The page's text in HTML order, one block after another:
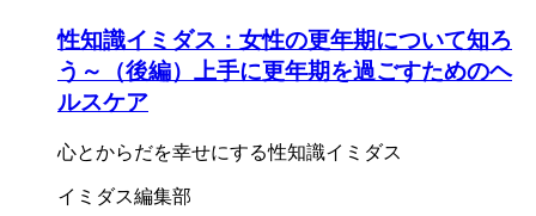
性知識イミダス：女性の更年期について知ろ
う～（後編）上手に更年期を過ごすためのヘ
ルスケア
心とからだを幸せにする性知識イミダス
イミダス編集部